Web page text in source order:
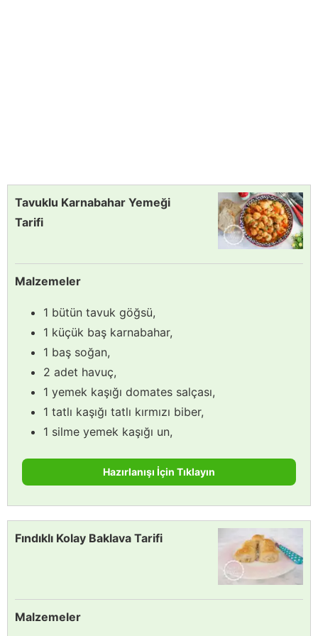
Tavuklu Karnabahar Yemeği
Tarifi
Malzemeler
1 bütün tavuk göğsü,
1 küçük baş karnabahar,
1 baş soğan,
2 adet havuç,
1 yemek kaşığı domates salçası,
1 tatlı kaşığı tatlı kırmızı biber,
1 silme yemek kaşığı un,
Hazırlanışı İçin Tıklayın
Fındıklı Kolay Baklava Tarifi
Malzemeler